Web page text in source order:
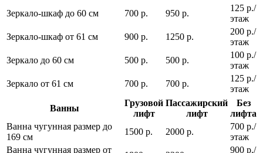
Зеркало-шкаф до 60 см
700 р. 950 р.
125 р./
этаж
Зеркало-шкаф от 61 см
900 р. 1250 р.
200 р./
этаж
Зеркало до 60 см
500 р. 500 р.
100 р./
этаж
Зеркало от 61 см
700 р. 700 р.
125 р./
этаж
Ванны
Грузовой
лифт
Пассажирский
лифт
Без
лифта
Ванна чугунная размер до
169 см
1500 р. 2000 р.
700 р./
этаж
Ванна чугунная размер от
900 р./